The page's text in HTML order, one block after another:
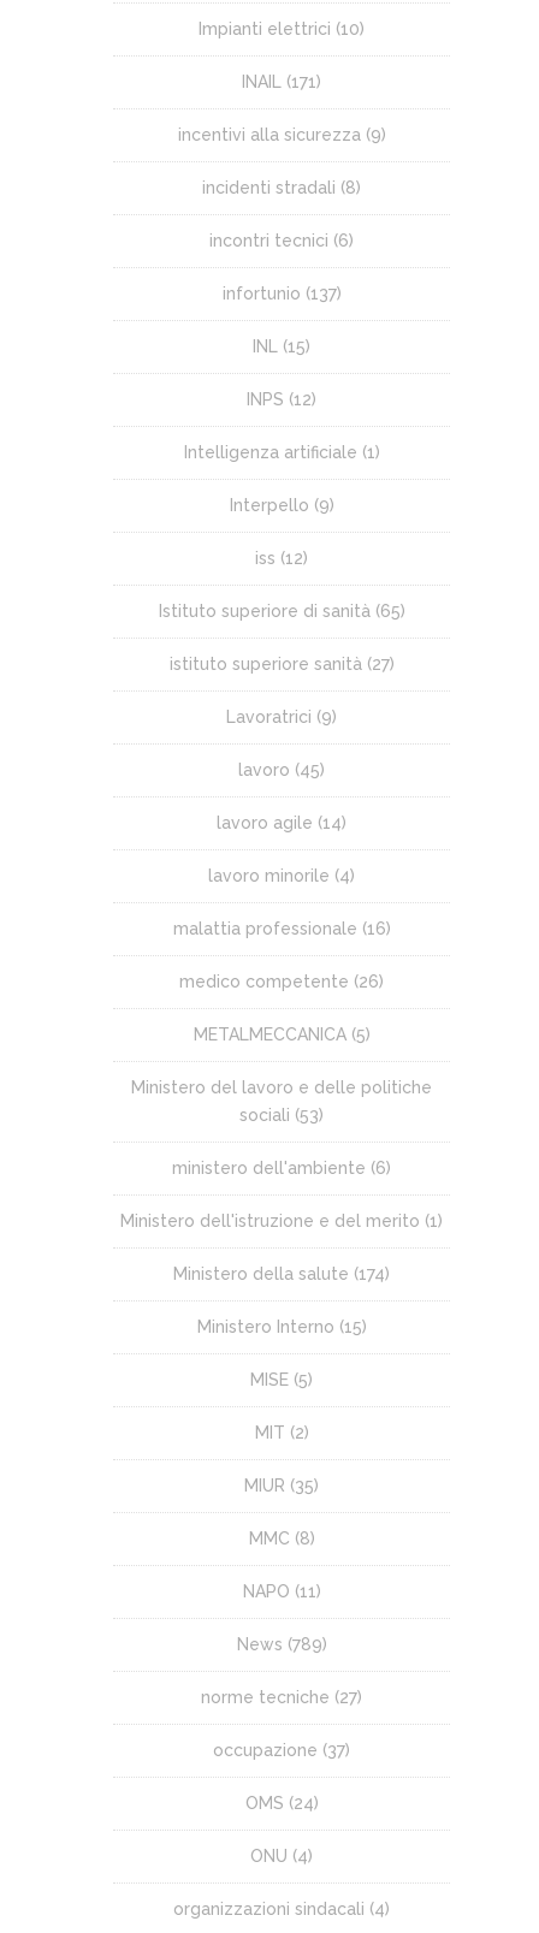
Impianti elettrici (10)
INAIL (171)
incentivi alla sicurezza (9)
incidenti stradali (8)
incontri tecnici (6)
infortunio (137)
INL (15)
INPS (12)
Intelligenza artificiale (1)
Interpello (9)
iss (12)
Istituto superiore di sanità (65)
istituto superiore sanità (27)
Lavoratrici (9)
lavoro (45)
lavoro agile (14)
lavoro minorile (4)
malattia professionale (16)
medico competente (26)
METALMECCANICA(5)
Ministero del lavoro e delle politiche
sociali (53)
ministero dell'ambiente (6)
Ministero dell'istruzione e del merito (1)
Ministero della salute (174)
Ministero Interno (15)
MISE (5)
MIT (2)
MIUR (35)
MMC (8)
NAPO (11)
News (789)
norme tecniche (27)
occupazione (37)
OMS (24)
ONU (4)
organizzazioni sindacali (4)